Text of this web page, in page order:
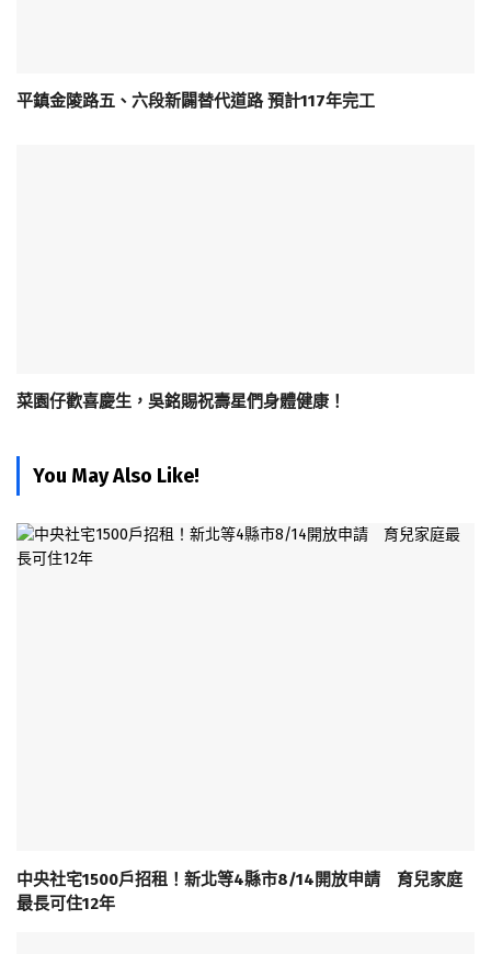
平鎮金陵路五、六段新闢替代道路 預計117年完工
菜園仔歡喜慶生，吳銘賜祝壽星們身體健康！
You May Also Like!
中央社宅1500戶招租！新北等4縣市8/14開放申請 育兒家庭
最長可住12年